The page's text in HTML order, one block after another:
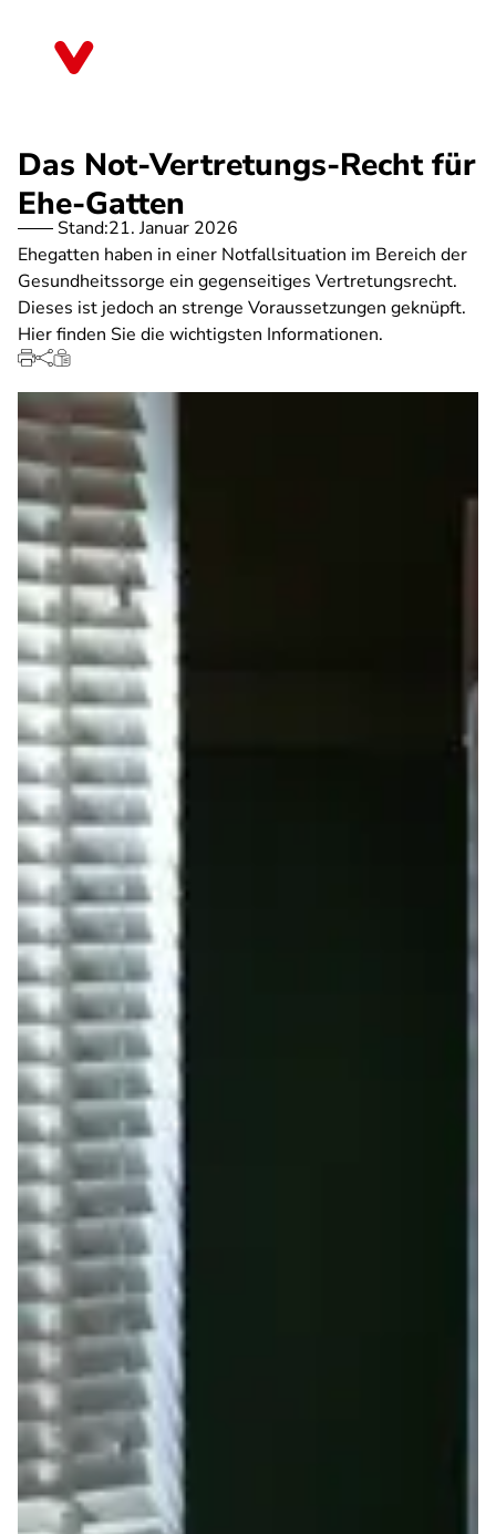
Das Not-Vertretungs-Recht für
Ehe-Gatten
Stand:21. Januar 2026
Ehegatten haben in einer Notfallsituation im Bereich der
Gesundheitssorge ein gegenseitiges Vertretungsrecht.
Dieses ist jedoch an strenge Voraussetzungen geknüpft.
Hier finden Sie die wichtigsten Informationen.